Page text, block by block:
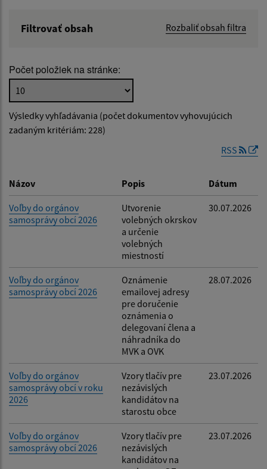
Filtrovať obsah Rozbaliť obsah filtra
Popis:
Dátum zverejnenia od:
Filtrovať Reset
Počet položiek na stránke:
Výsledky vyhľadávania (počet dokumentov vyhovujúcich
zadaným kritériám: 228)
RSS
Názov Popis Dátum
Voľby do orgánov
samosprávy obcí 2026
Utvorenie
volebných okrskov
a určenie
volebných
miestností
30.07.2026
Voľby do orgánov
samosprávy obcí 2026
Oznámenie
emailovej adresy
pre doručenie
oznámenia o
delegovaní člena a
náhradníka do
MVK a OVK
28.07.2026
Voľby do orgánov
samosprávy obcí v roku
2026
Vzory tlačív pre
nezávislých
kandidátov na
starostu obce
23.07.2026
Voľby do orgánov
samosprávy obcí 2026
Vzory tlačív pre
nezávislých
kandidátov na
23.07.2026